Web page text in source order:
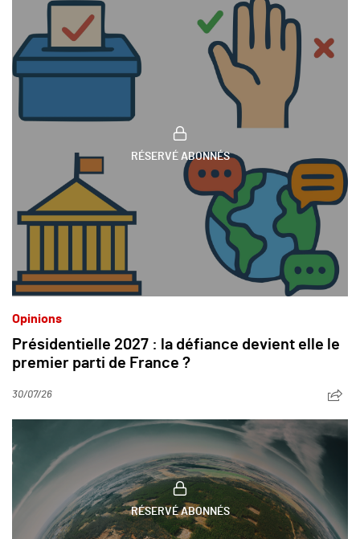
RÉSERVÉ ABONNÉS
Opinions
Présidentielle 2027 : la défiance devient elle le
premier parti de France ?
30/07/26
RÉSERVÉ ABONNÉS